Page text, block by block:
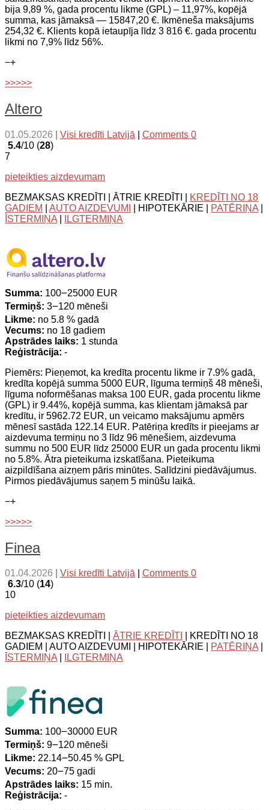
bija 9,89 %, gada procentu likme (GPL) – 11,97%, kopējā
summa, kas jāmaksā — 15847,20 €. Ikmēneša maksājums
254,32 €. Klients kopā ietaupīja līdz 3 816 €. gada procentu
likmi no 7,9% līdz 56%.
−+
>>>>>
Altero
01.05.2026 Visi kredīti Latvijā
Comments 0
5.4/10 (28)
7
pieteikties aizdevumam
BEZMAKSAS KREDĪTI | ĀTRIE KREDĪTI |
KREDĪTI NO 18
GADIEM
AUTO AIZDEVUMI | HIPOTEKĀRIE | PATĒRIŅA
ĪSTERMIŅA
ILGTERMIŅA
Summa: 100౼25000 EUR
Termiņš: 3౼120 mēneši
Likme: no 5.8 % gadā
Vecums: no 18 gadiem
Apstrādes laiks: 1 stunda
Reģistrācija: -
Piemērs: Pieņemot, ka kredīta procentu likme ir 7.9% gadā,
kredīta kopējā summa 5000 EUR, līguma termiņš 48 mēneši,
līguma noformēšanas maksa 100 EUR, gada procentu likme
(GPL) ir 9.44%, kopējā summa, kas klientam jāmaksā par
kredītu, ir 5962.72 EUR, un veicamo maksājumu apmērs
mēnesī sastāda 122.14 EUR. Patēriņa kredīts ir pieejams ar
aizdevuma termiņu no 3 līdz 96 mēnešiem, aizdevuma
summu no 500 EUR līdz 25000 EUR un gada procentu likmi
no 5.8%. Ātra pieteikuma izskatīšana. Pieteikuma
aizpildīšana aizņem pāris minūtes. Salīdzini piedāvājumus.
Pirmos piedāvājumus saņem 5 minūšu laikā.
−+
>>>>>
Finea
01.04.2026 Visi kredīti Latvijā
Comments 0
6.3/10 (14)
10
pieteikties aizdevumam
BEZMAKSAS KREDĪTI | ĀTRIE KREDĪTI
| KREDĪTI NO 18
GADIEM | AUTO AIZDEVUMI | HIPOTEKĀRIE |
PATĒRIŅA|
ĪSTERMIŅA| ILGTERMIŅA
Summa: 100౼30000 EUR
Termiņš: 9౼120 mēneši
Likme: 22.14౼50.45 % GPL
Vecums: 20౼75 gadi
Apstrādes laiks: 15 min.
Reģistrācija: -